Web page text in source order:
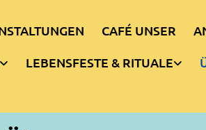
CAFÉ UNSER
LEBENSFESTE & RITUALE